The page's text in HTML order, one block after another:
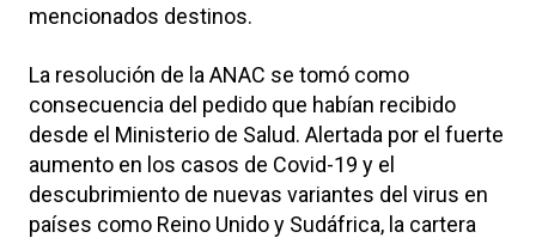
mencionados destinos.
La resolución de la ANAC se tomó como
consecuencia del pedido que habían recibido
desde el Ministerio de Salud. Alertada por el fuerte
aumento en los casos de Covid-19 y el
descubrimiento de nuevas variantes del virus en
países como Reino Unido y Sudáfrica, la cartera